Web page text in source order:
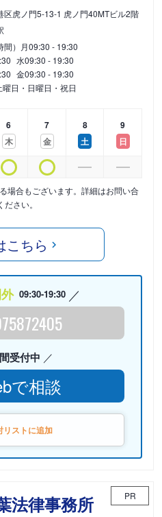
区虎ノ門5-13-1 虎ノ門40MTビル2階
間） 月09:30 - 19:30
水09:30 - 19:30
金09:30 - 19:30
曜日・日曜日・祝日
6
木
7
金
8
土
9
日
場合もございます。詳細はお問い合
ださい。
こちら
09:30-19:30
受付中
で相談
リストに追加
法律事務所 PR